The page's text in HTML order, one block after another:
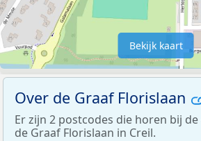
Bekijk kaart
Over de Graaf Florislaan
Er zijn 2 postcodes die horen bij
de Graaf Florislaan in Creil.